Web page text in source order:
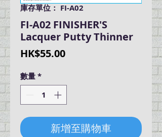
庫存單位： FI-A02
FI-A02 FINISHER'S
Lacquer Putty Thinner
HK$55.00價
數量*
新增至購物車